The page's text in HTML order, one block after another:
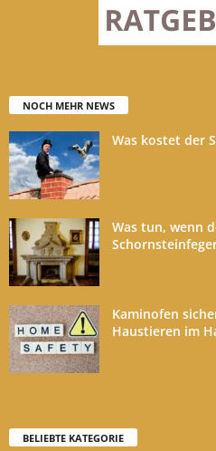
NOCH MEHR NEWS
Was kostet der
Was tun, wenn
Kaminofen
Haustieren im
BELIEBTE KATEGORIE